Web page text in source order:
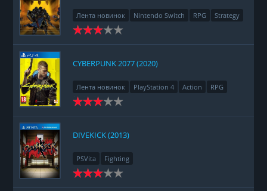
Лента новинок Nintendo Switch RPG Strategy
CYBERPUNK 2077 (2020)
Лента новинок PlayStation 4 Action
RPG
Racing
Adventure
DIVEKICK (2013)
PSVita Fighting